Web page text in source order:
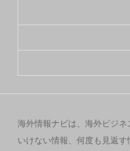
海外情報ナビは、海外ビジ
いけない情報、何度も見返